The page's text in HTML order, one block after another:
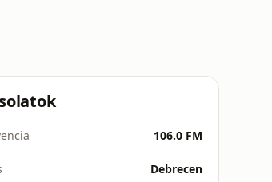
106.0 FM
Debrecen